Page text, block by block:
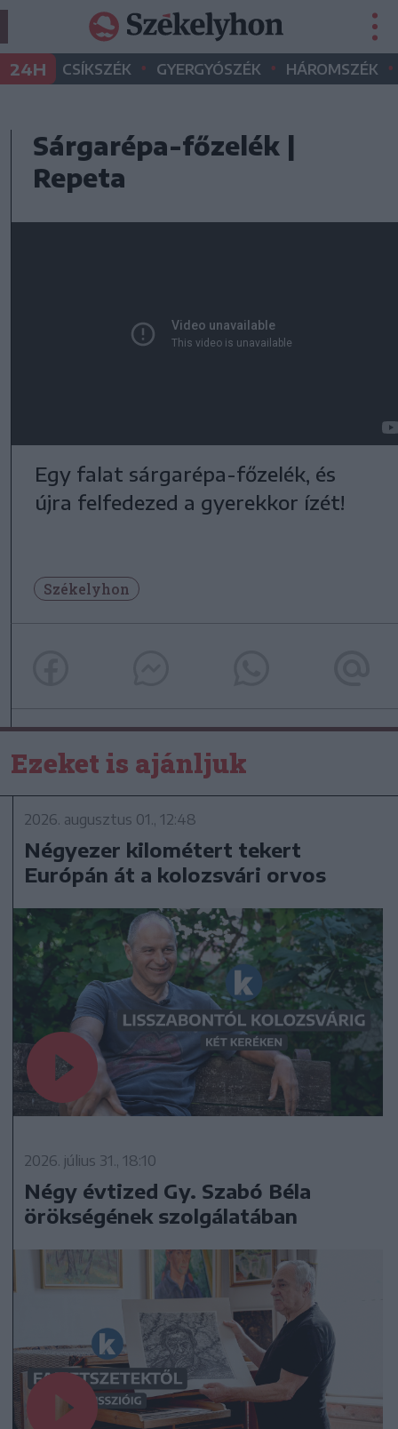
24H CSÍKSZÉK • GYERGYÓSZÉK • HÁROMSZÉK •
Sárgarépa-főzelék |
Repeta
Egy falat sárgarépa-főzelék, és
újra felfedezed a gyerekkor ízét!
Székelyhon
Ezeket is ajánljuk
2026. augusztus 01., 12:48
Négyezer kilométert tekert
Európán át a kolozsvári orvos
2026. július 31., 18:10
Négy évtized Gy. Szabó Béla
örökségének szolgálatában